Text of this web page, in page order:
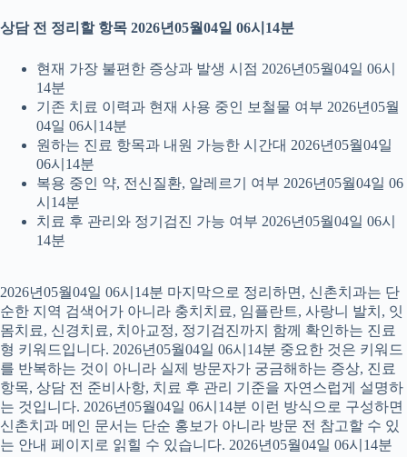
상담 전 정리할 항목 2026년05월04일 06시14분
현재 가장 불편한 증상과 발생 시점 2026년05월04일 06시
14분
기존 치료 이력과 현재 사용 중인 보철물 여부 2026년05월
04일 06시14분
원하는 진료 항목과 내원 가능한 시간대 2026년05월04일
06시14분
복용 중인 약, 전신질환, 알레르기 여부 2026년05월04일 06
시14분
치료 후 관리와 정기검진 가능 여부 2026년05월04일 06시
14분
2026년05월04일 06시14분 마지막으로 정리하면, 신촌치과는 단
순한 지역 검색어가 아니라 충치치료, 임플란트, 사랑니 발치, 잇
몸치료, 신경치료, 치아교정, 정기검진까지 함께 확인하는 진료
형 키워드입니다. 2026년05월04일 06시14분 중요한 것은 키워드
를 반복하는 것이 아니라 실제 방문자가 궁금해하는 증상, 진료
항목, 상담 전 준비사항, 치료 후 관리 기준을 자연스럽게 설명하
는 것입니다. 2026년05월04일 06시14분 이런 방식으로 구성하면
신촌치과 메인 문서는 단순 홍보가 아니라 방문 전 참고할 수 있
는 안내 페이지로 읽힐 수 있습니다. 2026년05월04일 06시14분